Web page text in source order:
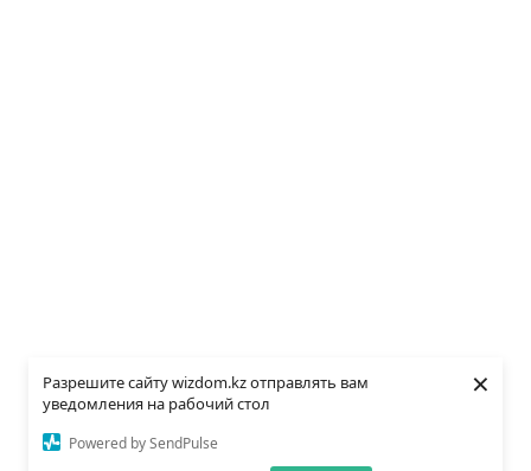
Разрешите сайту wizdom.kz отправлять вам
уведомления на рабочий стол
Powered by SendPulse
×